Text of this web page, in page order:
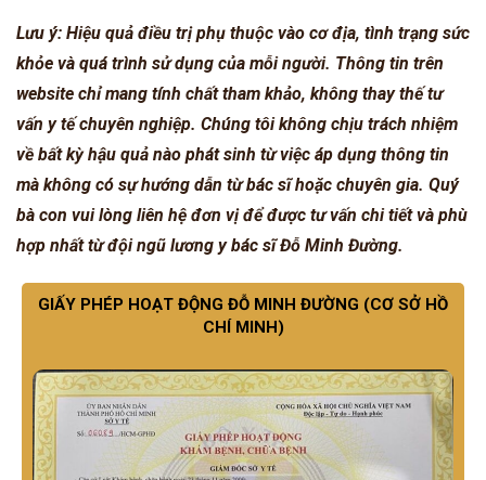
Lưu ý: Hiệu quả điều trị phụ thuộc vào cơ địa, tình trạng sức
khỏe và quá trình sử dụng của mỗi người. Thông tin trên
website chỉ mang tính chất tham khảo, không thay thế tư
vấn y tế chuyên nghiệp. Chúng tôi không chịu trách nhiệm
về bất kỳ hậu quả nào phát sinh từ việc áp dụng thông tin
mà không có sự hướng dẫn từ bác sĩ hoặc chuyên gia. Quý
bà con vui lòng liên hệ đơn vị để được tư vấn chi tiết và phù
hợp nhất từ đội ngũ lương y bác sĩ Đỗ Minh Đường.
GIẤY PHÉP HOẠT ĐỘNG ĐỖ MINH ĐƯỜNG (CƠ SỞ HỒ
CHÍ MINH)